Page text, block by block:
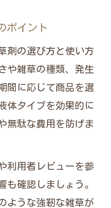
ポイント
剤の選び方と使い方
や雑草の種類、発生
間に応じて商品を選
体タイプを効果的に
無駄な費用を防げま
利用者レビューを参
も確認しましょう。
ような強靭な雑草が